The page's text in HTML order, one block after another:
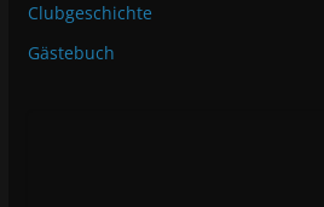
Clubgeschichte
Gästebuch